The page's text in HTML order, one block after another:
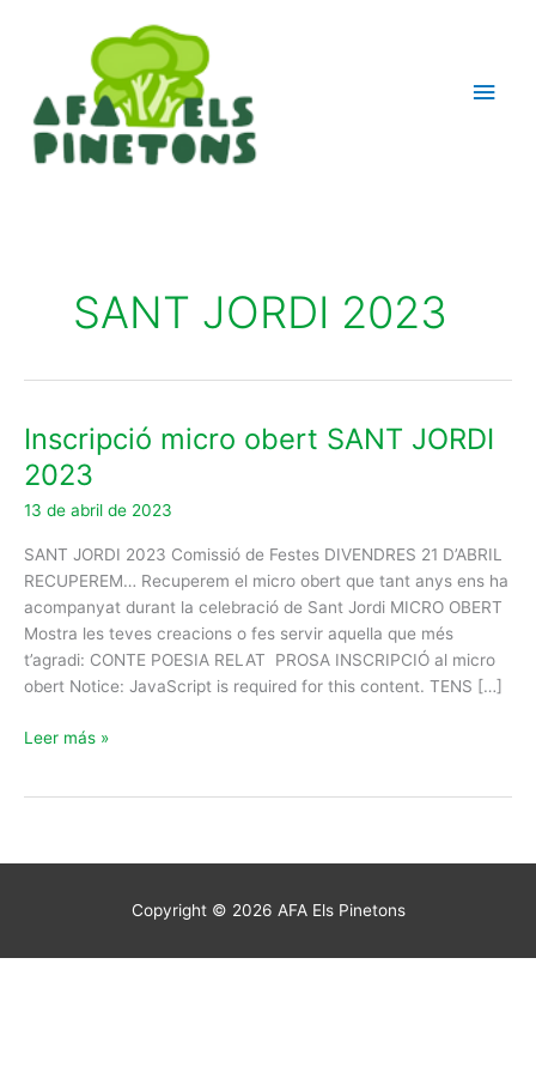
SANT JORDI 2023
Inscripció micro obert SANT JORDI
2023
13 de abril de 2023
SANT JORDI 2023 Comissió de Festes DIVENDRES 21 D’ABRIL
RECUPEREM… Recuperem el micro obert que tant anys ens ha
acompanyat durant la celebració de Sant Jordi MICRO OBERT
Mostra les teves creacions o fes servir aquella que més
t’agradi: CONTE POESIA RELAT PROSA INSCRIPCIÓ al micro
obert Notice: JavaScript is required for this content. TENS […]
Inscripció
micro
obert
SANT
2023
Leer más »
Copyright © 2026 AFA Els Pinetons